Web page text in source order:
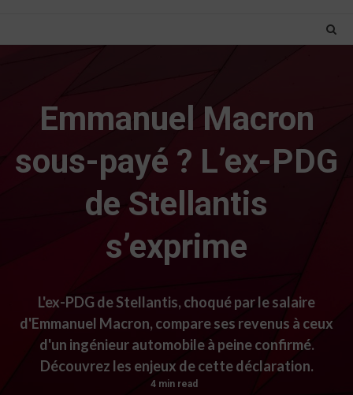
Emmanuel Macron
sous-payé ? L’ex-PDG
de Stellantis
s’exprime
L'ex-PDG de Stellantis, choqué par le salaire
d'Emmanuel Macron, compare ses revenus à ceux
d'un ingénieur automobile à peine confirmé.
Découvrez les enjeux de cette déclaration.
4 min read